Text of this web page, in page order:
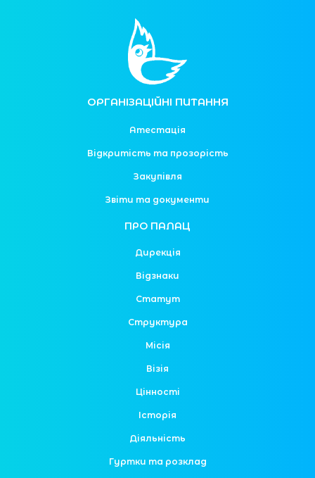
ОРГАНІЗАЦІЙНІ ПИТАННЯ
Атестація
Відкритість та прозорість
Закупівля
Звіти та документи
ПРО ПАЛАЦ
Дирекція
Відзнаки
Статут
Структура
Місія
Візія
Цінності
Історія
Діяльність
Гуртки та розклад